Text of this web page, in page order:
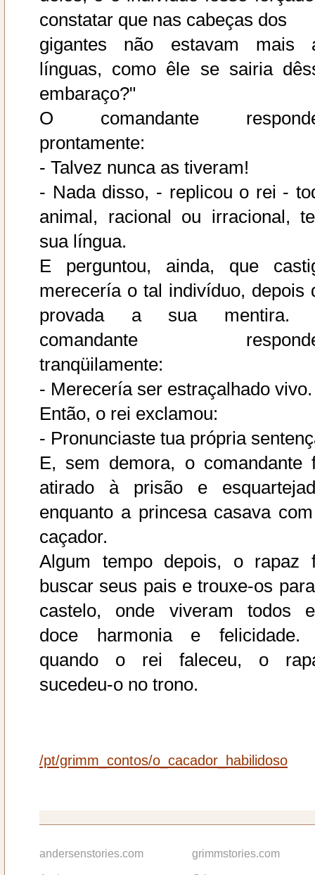
constatar que nas cabeças dos
gigantes não estavam mais
línguas, como êle se sairia
embaraço?"
O comandante
prontamente:
- Talvez nunca as tiveram!
- Nada disso, - replicou o rei -
animal, racional ou irracional,
sua língua.
E perguntou, ainda, que
merecería o tal indivíduo, depois
provada a sua mentira.
comandante
tranqüilamente:
- Merecería ser estraçalhado vivo.
Então, o rei exclamou:
- Pronunciaste tua própria
E, sem demora, o comandante
atirado à prisão e
enquanto a princesa casava
caçador.
Algum tempo depois, o rapaz
buscar seus pais e trouxe-os
castelo, onde viveram todos
doce harmonia e felicidade.
quando o rei faleceu, o
sucedeu-o no trono.
/pt/grimm_contos/o_cacador_habilidoso
andersenstories.com grimmstories.com